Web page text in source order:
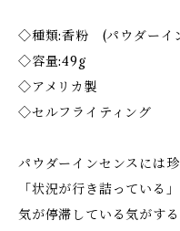
◇種類:香粉 (パウダーイ
◇容量:49g
◇アメリカ製
◇セルフライティング
パウダーインセンスには
「状況が行き詰っている
気が停滞している気がす